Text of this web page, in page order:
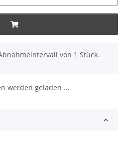
von 1 Stück.
werden geladen ...